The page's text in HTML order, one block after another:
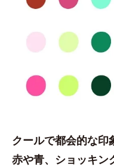
クールで都会的な印
赤や青、ショッキン